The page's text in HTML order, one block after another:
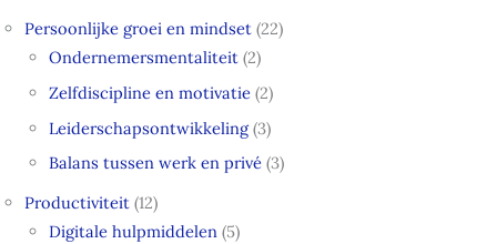
Persoonlijke groei en mindset (22)
Ondernemersmentaliteit (2)
Zelfdiscipline en motivatie (2)
Leiderschapsontwikkeling(3)
Balans tussen werk en privé (3)
Productiviteit (12)
Digitale hulpmiddelen (5)